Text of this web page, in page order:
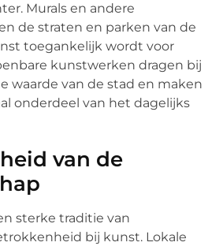
Murals en andere
de straten en parken van de
toegankelijk wordt voor
kunstwerken dragen bij
waarde van de stad en maken
onderdeel van het dagelijks
van de
sterke traditie van
bij kunst. Lokale